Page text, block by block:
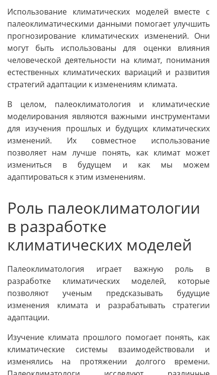
Использование климатических моделей вместе с
палеоклиматическими данными помогает улучшить
прогнозирование климатических изменений. Они
могут быть использованы для оценки влияния
человеческой деятельности на климат, понимания
естественных климатических вариаций и развития
стратегий адаптации к изменениям климата.
В целом, палеоклиматология и климатические
моделирования являются важными инструментами
для изучения прошлых и будущих климатических
изменений. Их совместное использование
позволяет нам лучше понять, как климат может
измениться в будущем и как мы можем
адаптироваться к этим изменениям.
Роль палеоклиматологии
в разработке
климатических моделей
Палеоклиматология играет важную роль в
разработке климатических моделей, которые
позволяют ученым предсказывать будущие
изменения климата и разрабатывать стратегии
адаптации.
Изучение климата прошлого помогает понять, как
климатические системы взаимодействовали и
изменялись на протяжении долгого времени.